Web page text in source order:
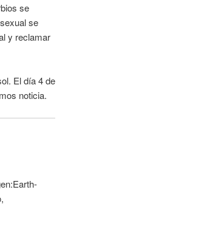
se
se
y reclamar
El día 4 de
noticia.